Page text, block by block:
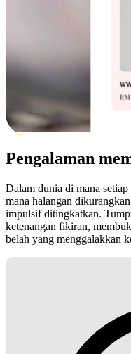
Pengalaman
Dalam dunia di mana
mana halangan
impulsif ditingkatkan.
ketenangan fikiran,
belah yang menggalakkan